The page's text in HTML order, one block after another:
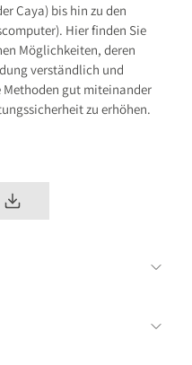
Caya) bis hin zu den
Hier finden Sie
Möglichkeiten, deren
verständlich und
gut miteinander
zu erhöhen.